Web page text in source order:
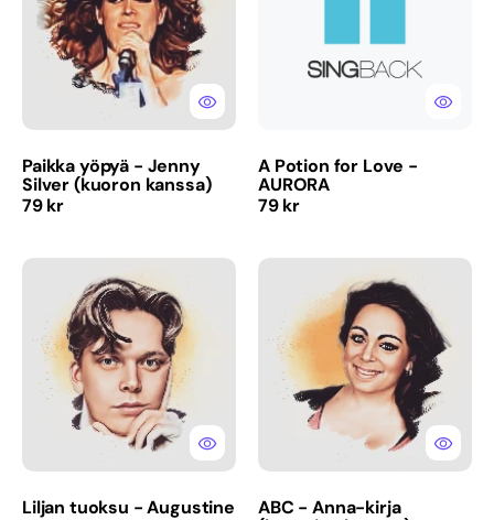
Silver
(kuoron
kanssa)
Paikka yöpyä - Jenny
Silver (kuoron kanssa)
Normaalihinta
79 kr
A Potion for Love -
AURORA
Normaalihinta
79 kr
Liljan
Augustine
Liljan tuoksu - Augustine
ABC
kirja
(kuorojen
kanssa)
ABC - Anna-kirja